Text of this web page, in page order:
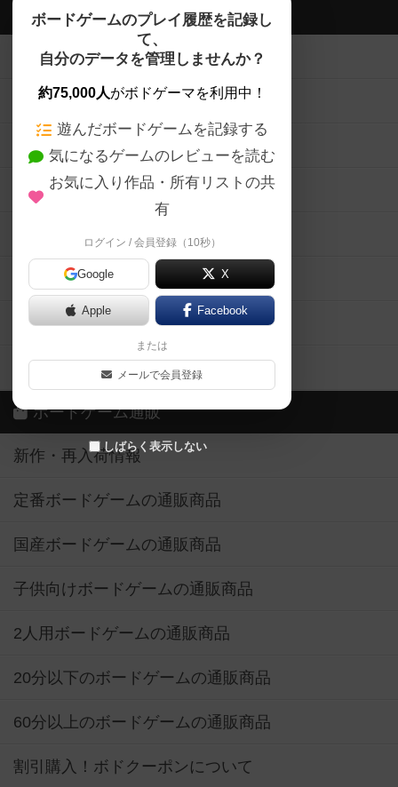
ボードゲームのプレイ履歴を記録し
て、
自分のデータを管理しませんか？
約75,000人がボドゲーマを利用中！
遊んだボードゲームを記録する
気になるゲームのレビューを読む
お気に入り作品・所有リストの共
有
ログイン / 会員登録（10秒）
Google X
Apple Facebook
または
メールで会員登録
しばらく表示しない
ボドゲーマTOP
ボードゲームを検索する
ボードゲームの新着レビュー
ボードゲーム会情報
メカニクス特集
掲示板・トピックス
ボドとも・会員一覧
ボードゲーム業界コラム
ボドゲーマご利用案内
ボードゲーム通販
新作・再入荷情報
定番ボードゲームの通販商品
国産ボードゲームの通販商品
子供向けボードゲームの通販商品
2人用ボードゲームの通販商品
20分以下のボードゲームの通販商品
60分以上のボードゲームの通販商品
割引購入！ボドクーポンについて